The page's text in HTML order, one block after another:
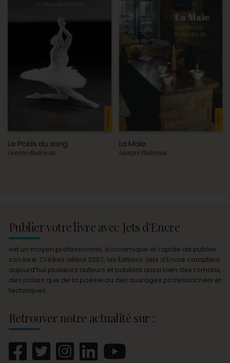
Le Poids du sang
Georges Bodereau
La Maie
Georges Bodereau
Publier votre livre avec Jets d'Encre
est un moyen professionnel, économique et rapide de publier
son livre. Créées début 2007, les Éditions Jets d’Encre comptent
aujourd’hui plusieurs auteurs et publient aussi bien des romans,
des polars que de la poésie ou des ouvrages professionnels et
techniques.
Retrouver notre actualité sur :